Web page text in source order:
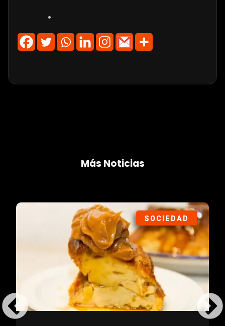
Más Noticias
SOCIEDAD